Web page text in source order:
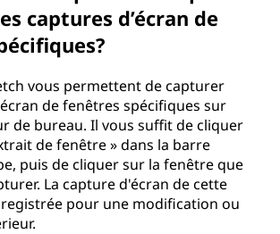
captures d’écran de
vous permettent de capturer
de fenêtres spécifiques sur
de bureau. Il vous suffit de cliquer
de fenêtre » dans la barre
puis de cliquer sur la fenêtre que
La capture d'écran de cette
pour une modification ou